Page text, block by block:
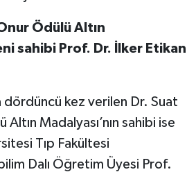
Ödülü Altın
sahibi Prof. Dr. İlker Etikan
dördüncü kez verilen Dr. Suat
Madalyası’nın sahibi ise
Tıp Fakültesi
Dalı Öğretim Üyesi Prof.